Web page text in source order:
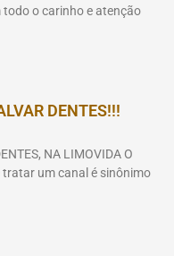
o carinho e atenção
DENTES!!!
NA LIMOVIDA O
tratar um canal é sinônimo